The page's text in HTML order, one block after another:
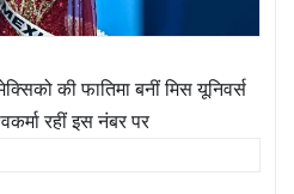
की फातिमा बनीं मिस यूनिवर्स
रहीं इस नंबर पर